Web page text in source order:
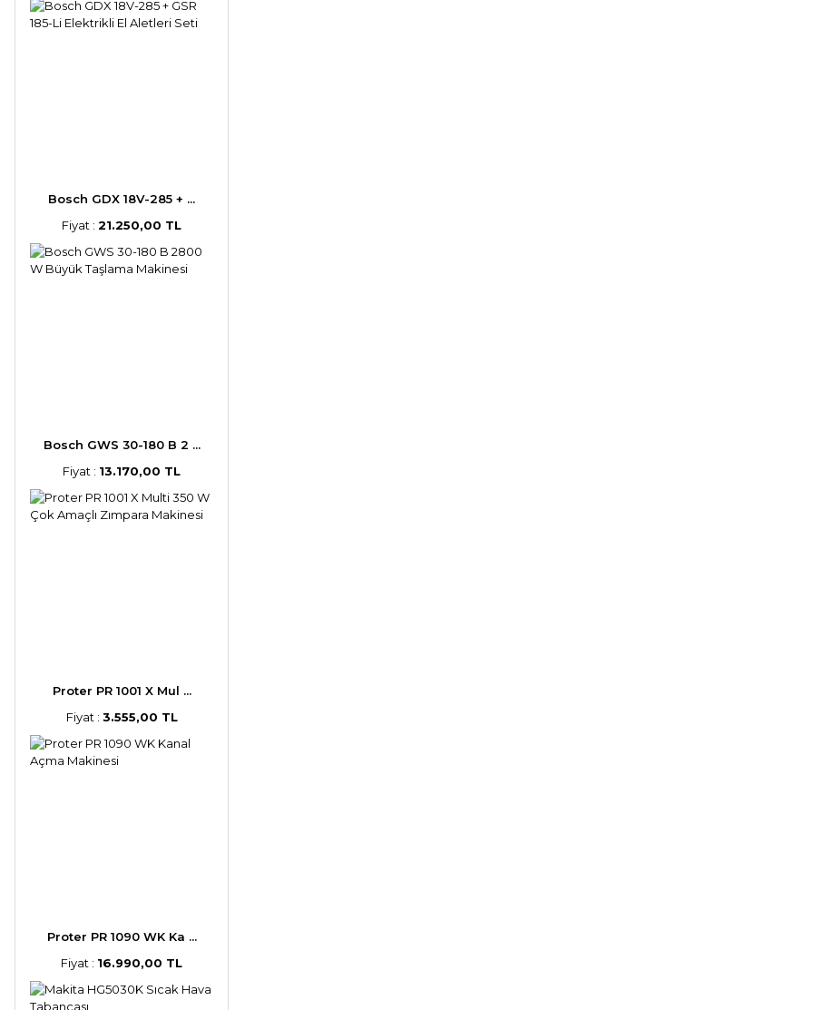
Bosch GDX 18V-285 + ...
Fiyat : 21.250,00 TL
Bosch GWS 30-180 B 2 ...
Fiyat : 13.170,00 TL
Proter PR 1001 X Mul ...
Fiyat : 3.555,00 TL
Proter PR 1090 WK Ka ...
Fiyat : 16.990,00 TL